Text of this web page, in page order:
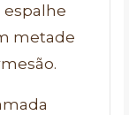
espalhe
metade